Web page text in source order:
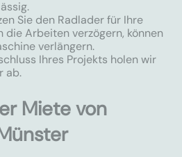
Sie den Radlader für Ihre
die Arbeiten verzögern, können
verlängern.
Ihres Projekts holen wir
ab.
Miete von